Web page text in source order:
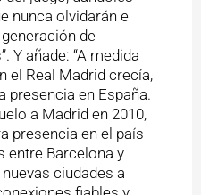
nunca olvidarán e
de
Y añade: “A medida
el Real Madrid crecía,
presencia en España.
a Madrid en 2010,
presencia en el país
entre Barcelona y
ciudades a